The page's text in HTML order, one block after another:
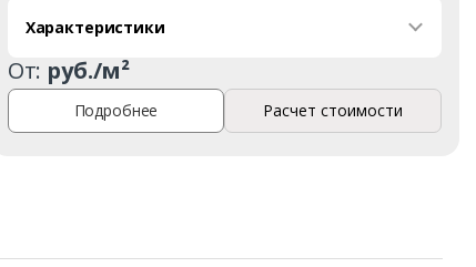
Характеристики
От: руб./м²
Подробнее Расчет стоимости